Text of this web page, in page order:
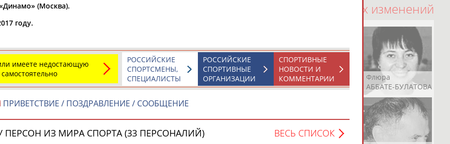
100 последних изменений
Юлия
АБАЛАКИНА
Дмитрий
АБАРЕНОВ
Тамилла
АБАСОВА
Рамазан
АБАЧАРАЕВ
Ростом
АБАШИДЗЕ
Флюра
АББАТЕ-БУЛАТОВА
(Москва).
году.
имеете недостающую
СПОРТИВНЫЕ
НОВОСТИ И
КОММЕНТАРИИ
РОССИЙСКИЕ
СПОРТИВНЫЕ
ОРГАНИЗАЦИИ
РОССИЙСКИЕ
СПОРТСМЕНЫ,
СПЕЦИАЛИСТЫ
ПРИВЕТСТВИЕ / ПОЗДРАВЛЕНИЕ / СООБЩЕНИЕ
ПЕРСОН ИЗ МИРА СПОРТА (33 ПЕРСОНАЛИЙ) ВЕСЬ СПИСОК